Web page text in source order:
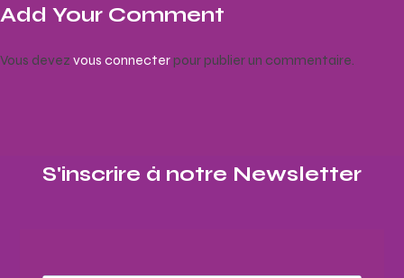
Add Your Comment
Vous devez vous connecter pour publier un commentaire.
S'inscrire à notre Newsletter​